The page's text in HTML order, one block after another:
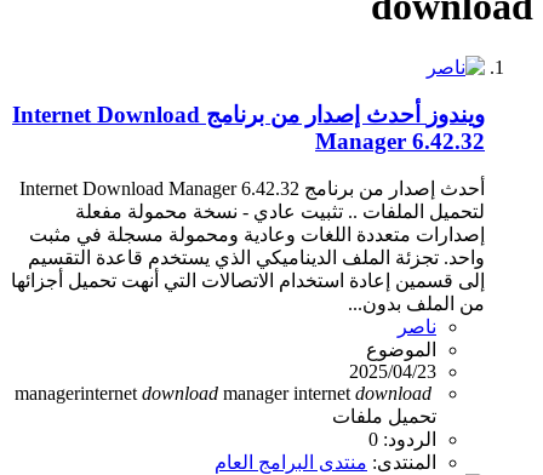
ويندوز
أحدث إصدار من برنامج Internet Download
Manager 6.42.32
أحدث إصدار من برنامج Internet Download Manager 6.42.32
لتحميل الملفات .. تثبيت عادي - نسخة محمولة مفعلة
إصدارات متعددة اللغات وعادية ومحمولة مسجلة في مثبت
واحد. تجزئة الملف الديناميكي الذي يستخدم قاعدة التقسيم
إلى قسمين إعادة استخدام الاتصالات التي أنهت تحميل أجزائها
من الملف بدون...
ناصر
الموضوع
2025/04/23
download
internet
internet download manager
manager
تحميل ملفات
الردود: 0
المنتدى: منتدى البرامج العام